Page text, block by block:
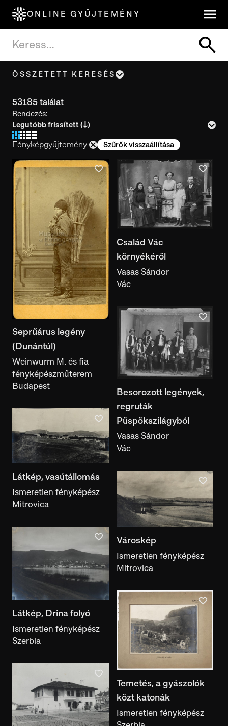
ONLINE GYŰJTEMÉNY
ÖSSZETETT KERESÉS
Leltári szám
Készítés ideje
Használat ideje
Gyűjtés ideje
Készítés helye
készítés helye
Használat helye
használat helye
Gyűjtés helye
gyűjtés helye
Gyűjtemény
Fényképgyűjtemény
Anyag
anyag
Technika
technika
Előadásmód
előadásmód
Szerző, készítő
szerző, készítő
népcsoport
Gyűjtő
gyűjtő
Kulcsszó
kulcsszó
Motívum
motívum
kiállítás
Dokumentumtípus
53185 találat
Rendezés:
Fényképgyűjtemény Szűrők visszaállítása
Seprűárus legény
(Dunántúl)
Weinwurm M. és fia
fényképészműterem
Budapest
Család Vác
környékéről
Vasas Sándor
Vác
Besorozott legények,
regruták
Püspökszilágyból
Vasas Sándor
Vác
Látkép, vasútállomás
Ismeretlen fényképész
Mitrovica
Városkép
Ismeretlen fényképész
Mitrovica
Látkép, Drina folyó
Ismeretlen fényképész
Szerbia
Temetés, a gyászolók
közt katonák
Ismeretlen fényképész